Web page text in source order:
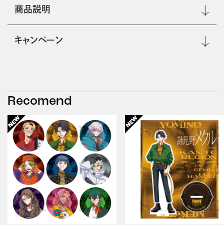
商品説明
キャンペーン
Recomend